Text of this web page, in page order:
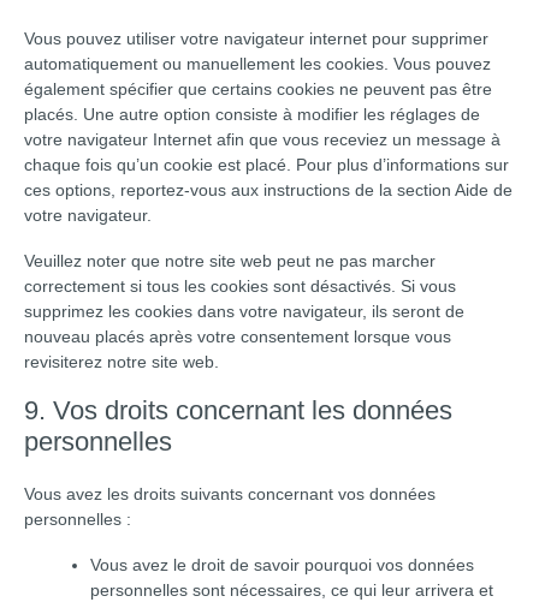
Vous pouvez utiliser votre navigateur internet pour supprimer
automatiquement ou manuellement les cookies. Vous pouvez
également spécifier que certains cookies ne peuvent pas être
placés. Une autre option consiste à modifier les réglages de
votre navigateur Internet afin que vous receviez un message à
chaque fois qu’un cookie est placé. Pour plus d’informations sur
ces options, reportez-vous aux instructions de la section Aide de
votre navigateur.
Veuillez noter que notre site web peut ne pas marcher
correctement si tous les cookies sont désactivés. Si vous
supprimez les cookies dans votre navigateur, ils seront de
nouveau placés après votre consentement lorsque vous
revisiterez notre site web.
9. Vos droits concernant les données
personnelles
Vous avez les droits suivants concernant vos données
personnelles :
Vous avez le droit de savoir pourquoi vos données
personnelles sont nécessaires, ce qui leur arrivera et